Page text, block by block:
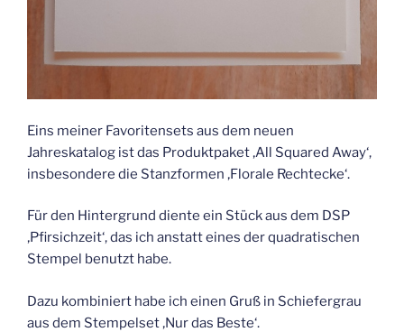
Eins meiner Favoritensets aus dem neuen
Jahreskatalog ist das Produktpaket ‚All Squared Away‘,
insbesondere die Stanzformen ‚Florale Rechtecke‘.
Für den Hintergrund diente ein Stück aus dem DSP
‚Pfirsichzeit‘, das ich anstatt eines der quadratischen
Stempel benutzt habe.
Dazu kombiniert habe ich einen Gruß in Schiefergrau
aus dem Stempelset ‚Nur das Beste‘.